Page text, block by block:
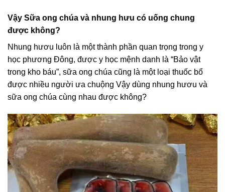
Vậy Sữa ong chúa và nhung hưu có uống chung
được không?
Nhung hươu luôn là một thành phần quan trọng trong y
học phương Đông, được y học mệnh danh là “Bảo vật
trong kho báu”, sữa ong chúa cũng là một loại thuốc bổ
được nhiều người ưa chuộng Vậy dùng nhung hươu và
sữa ong chúa cùng nhau được không?